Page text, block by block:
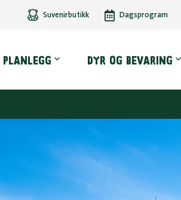
Suvenirbutikk Dagsprogram
PLANLEGG DYR OG BEVARING